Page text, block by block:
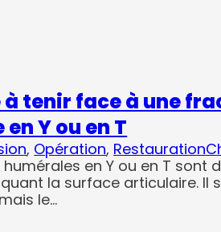
tenir face à une
Y ou en T
, Opération, Restauration
en Y ou en T sont
la surface articulaire. Il
le…